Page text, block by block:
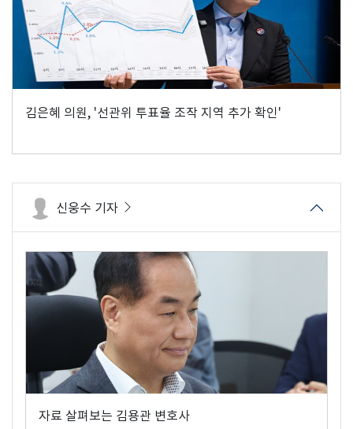
김은혜 의원, '선관위 투표율 조작 지역 추가 확인'
신웅수 기자
자료 살펴보는 김용관 변호사